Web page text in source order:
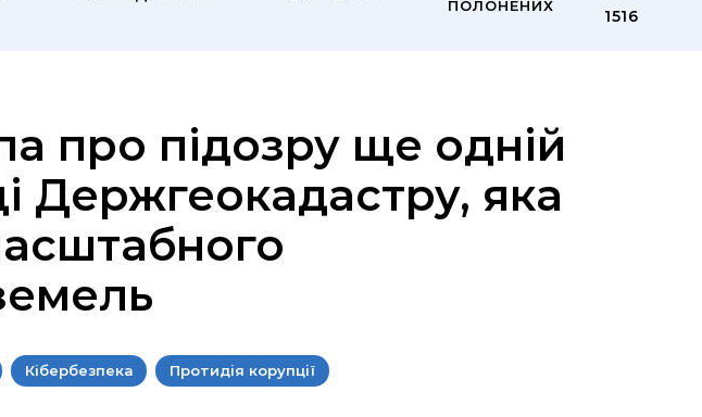
ПОЛОНЕНИХ
1516
про підозру ще одній
Держгеокадастру, яка
Кібербезпека Протидія корупції